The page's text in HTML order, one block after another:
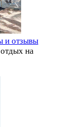
и отзывы
на